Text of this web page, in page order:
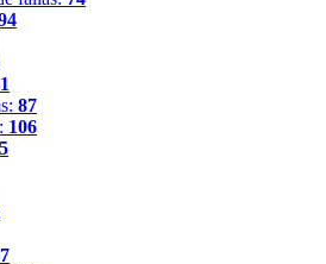
87
106
5